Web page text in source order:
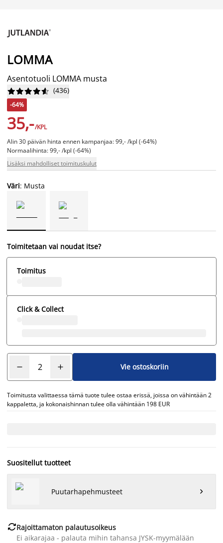
LOMMA
Asentotuoli LOMMA musta





 (436)
-64%
35,-/KPL
Alin 30 päivän hinta ennen kampanjaa: 99,- /kpl (-64%)
Normaalihinta: 99,- /kpl (-64%)
Lisäksi mahdolliset toimituskulut
Väri: Musta
Toimitetaan vai noudat itse?
Toimitus
Click & Collect
Vie ostoskoriin
Toimitusta valittaessa tämä tuote tulee ostaa erissä, joissa on vähintään 2
kappaletta, ja kokonaishinnan tulee olla vähintään 198 EUR
Suositellut tuotteet
Puutarhapehmusteet 
Rajoittamaton palautusoikeus
Ei aikarajaa - palauta mihin tahansa JYSK-myymälään